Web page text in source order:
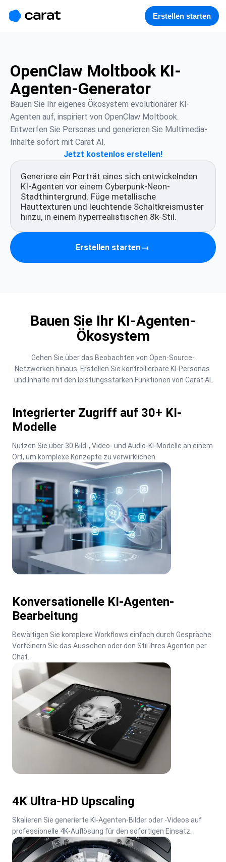
Erstellen starten
OpenClaw Moltbook KI-
Agenten-Generator
Bauen Sie Ihr eigenes Ökosystem evolutionärer KI-
Agenten auf, inspiriert von OpenClaw Moltbook.
Entwerfen Sie Personas und generieren Sie Multimedia-
Inhalte sofort mit Carat AI.
Jetzt kostenlos erstellen!
Erstellen starten →
Bauen Sie Ihr KI-Agenten-
Ökosystem
Gehen Sie über das Beobachten von Open-Source-
Netzwerken hinaus. Erstellen Sie kontrollierbare KI-Personas
und Inhalte mit den leistungsstarken Funktionen von Carat AI.
Integrierter Zugriff auf 30+ KI-
Modelle
Nutzen Sie über 30 Bild-, Video- und Audio-KI-Modelle an einem
Ort, um komplexe Konzepte zu verwirklichen.
Konversationelle KI-Agenten-
Bearbeitung
Bewältigen Sie komplexe Workflows einfach durch Gespräche.
Verfeinern Sie das Aussehen oder den Stil Ihres Agenten per
Chat.
4K Ultra-HD Upscaling
Skalieren Sie generierte KI-Agenten-Bilder oder -Videos auf
professionelle 4K-Auflösung für den sofortigen Einsatz.